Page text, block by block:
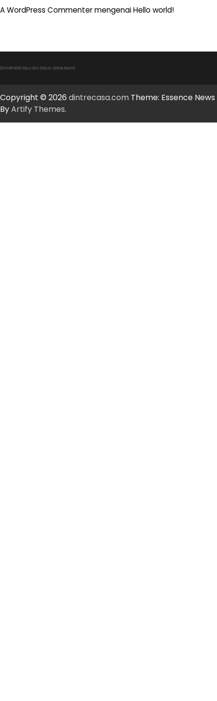
A WordPress CommentermengenaiHello world!
DEWAPOKER Situs Slot Gacor Online Resmi
Copyright © 2026 dintrecasa.com Theme: Essence News
ByArtify Themes.